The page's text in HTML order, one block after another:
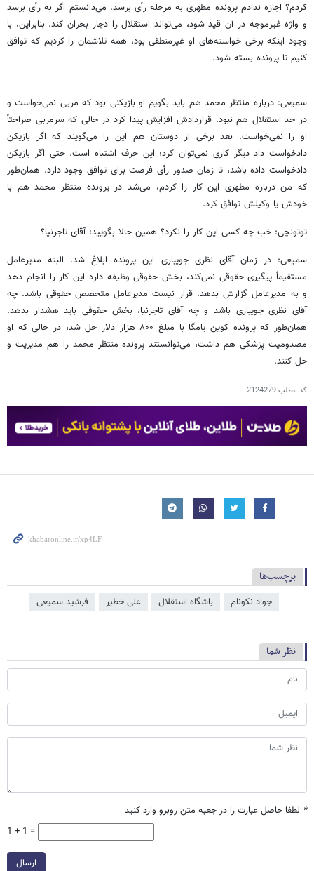
کردم؟ اجازه ندادم پرونده مطهری به مرحله رأی برسد. می‌دانستم اگر به رأی برسد
و واژه غیرموجه در آن قید شود، می‌تواند استقلال را دچار بحران کند. بنابراین، با
وجود اینکه برخی خواسته‌های او غیرمنطقی بود، همه تلاشمان را کردیم که توافق
کنیم تا پرونده بسته شود.
سمیعی: درباره منتظر محمد هم باید بگویم او بازیکنی بود که مربی نمی‌خواست و
در حد استقلال هم نبود. قراردادش افزایش پیدا کرد در حالی که سرمربی صراحتاً
او را نمی‌خواست. بعد برخی از دوستان هم این را می‌گویند که اگر بازیکن
دادخواست داد دیگر کاری نمی‌توان کرد؛ این حرف اشتباه است. حتی اگر بازیکن
دادخواست داده باشد، تا زمان صدور رأی فرصت برای توافق وجود دارد. همان‌طور
که من درباره مطهری این کار را کردم، می‌شد در پرونده منتظر محمد هم با
خودش یا وکیلش توافق کرد.
توتونچی: خب چه کسی این کار را نکرد؟ همین حالا بگویید؛ آقای تاجرنیا؟
سمیعی: در زمان آقای نظری جویباری این پرونده ابلاغ شد. البته مدیرعامل
مستقیماً پیگیری حقوقی نمی‌کند، بخش حقوقی وظیفه دارد این کار را انجام دهد
و به مدیرعامل گزارش بدهد. قرار نیست مدیرعامل متخصص حقوقی باشد. چه
آقای نظری جویباری باشد و چه آقای تاجرنیا، بخش حقوقی باید هشدار بدهد.
همان‌طور که پرونده کوین یامگا با مبلغ ۸۰۰ هزار دلار حل شد، در حالی که او
مصدومیت پزشکی هم داشت، می‌توانستند پرونده منتظر محمد را هم مدیریت و
حل کنند.
کد مطلب2124279
برچسب‌ها
جواد نکونام باشگاه استقلال علی خطیر فرشید سمیعی
نظر شما
* لطفا حاصل عبارت را در جعبه متن روبرو وارد کنید
1 + 1 =
ارسال